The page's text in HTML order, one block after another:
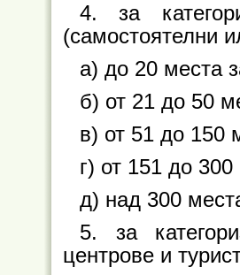
4. за
(самостоятелни
а) до 20 места
б) от 21 до 50
в) от 51 до 150
г) от 151 до
д) над 300
5. за
центрове и